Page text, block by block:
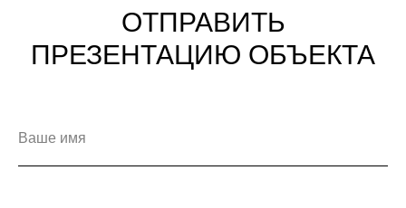
ОТПРАВИТЬ
ПРЕЗЕНТАЦИЮ ОБЪЕКТА